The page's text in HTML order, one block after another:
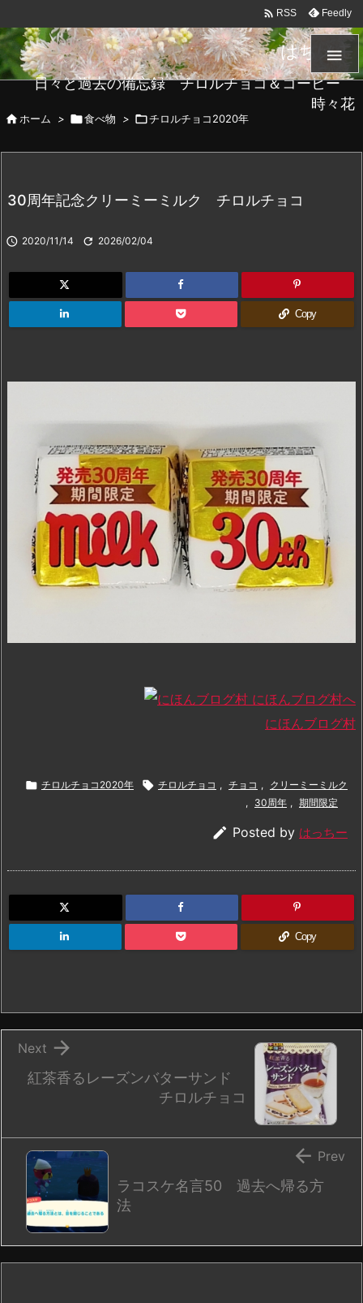
はちメモ
日々と過去の備忘録 チロルチョコ＆コーヒー
時々花

 RSS Feedly
 ホーム > 食べ物 > チロルチョコ2020年
30周年記念クリーミーミルク チロルチョコ
 2020/11/14  2026/02/04
Copy
にほんブログ村
 チロルチョコ2020年  チロルチョコ , チョコ ,
クリーミーミルク
,
30周年 , 期間限定
 Posted by はっちー
Copy
紅茶香るレーズンバターサンド
チロルチョコ

Next
ラコスケ名言50 過去へ帰る方
法
 Prev